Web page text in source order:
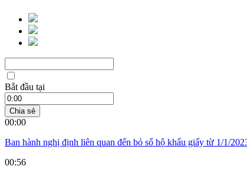
Bắt đầu tại
Chia sẻ
00:00
Ban hành nghị định liên quan đến bỏ sổ hộ khẩu giấy từ 1/1/
00:56